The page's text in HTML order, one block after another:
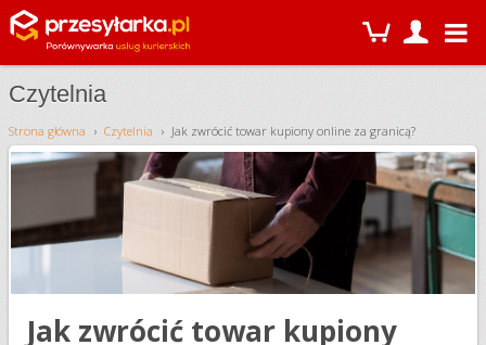
Czytelnia
Strona główna Czytelnia Jak zwrócić towar kupiony online za granicą?
Jak zwrócić towar kupiony